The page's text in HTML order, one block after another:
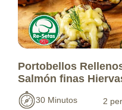
Portobellos
Salmón finas
30 Minutos 2